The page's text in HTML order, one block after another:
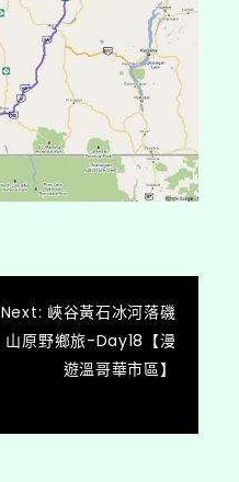
Next: 峽谷黃石冰河落磯
山原野鄉旅-Day18【漫
遊溫哥華市區】